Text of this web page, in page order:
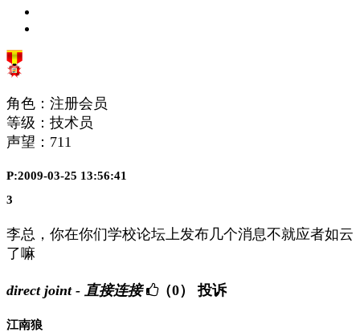
角色：注册会员
等级：技术员
声望： 711
P:2009-03-25 13:56:41
3
李总，你在你们学校论坛上发布几个消息不就应者如云
了嘛
direct joint - 直接连接 （0） 投诉
江南狼